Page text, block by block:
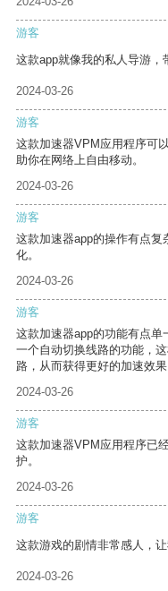
游客
这款app就像我的私人导游，
2024-03-26
游客
这款加速器VPM应用程序可
助你在网络上自由移动。
2024-03-26
游客
这款加速器app的操作有点
化。
2024-03-26
游客
这款加速器app的功能有点
一个自动切换线路的功能，
路，从而获得更好的加速效果
2024-03-26
游客
这款加速器VPM应用程序已
护。
2024-03-26
游客
这款游戏的剧情非常感人，让
2024-03-26